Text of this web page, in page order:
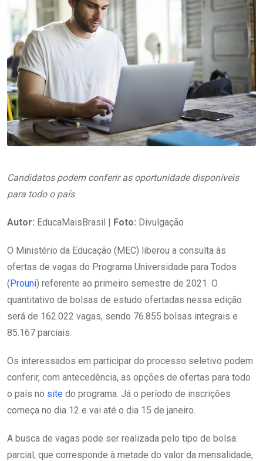
Candidatos podem conferir as oportunidade disponíveis
para todo o país
Autor: EducaMaisBrasil | Foto: Divulgação
O Ministério da Educação (MEC) liberou a consulta às
ofertas de vagas do Programa Universidade para Todos
(Prouni) referente ao primeiro semestre de 2021. O
quantitativo de bolsas de estudo ofertadas nessa edição
será de 162.022 vagas, sendo 76.855 bolsas integrais e
85.167 parciais.
Os interessados em participar do processo seletivo podem
conferir, com antecedência, as opções de ofertas para todo
o país no site do programa. Já o período de inscrições
começa no dia 12 e vai até o dia 15 de janeiro.
A busca de vagas pode ser realizada pelo tipo de bolsa:
parcial, que corresponde à metade do valor da mensalidade,